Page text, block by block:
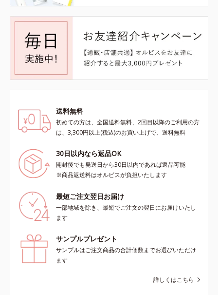
送料無料
初めての方は、全国送料無料、2回目以降のご利用の方
は、3,300円以上(税込)のお買い上げで、送料無料
30日以内なら返品OK
開封後でも発送日から30日以内であれば返品可能
※商品返送料はオルビスが負担いたします
最短ご注文翌日お届け
一部地域を除き、最短でご注文の翌日にお届けいたし
ます
サンプルプレゼント
サンプルはご注文商品の合計個数までお選びいただけ
ます
詳しくはこちら